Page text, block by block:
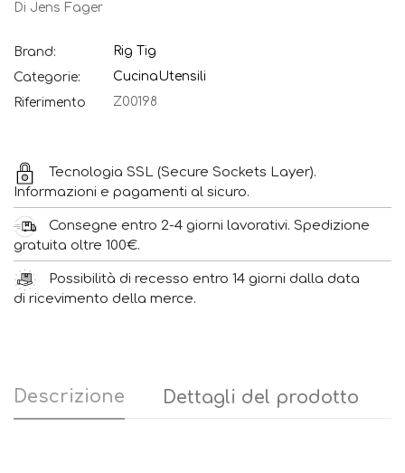
Di Jens Fager
Brand:
Rig Tig
Categorie:
CucinaUtensili
Riferimento
Z00198
Tecnologia SSL (Secure Sockets Layer).
Informazioni e pagamenti al sicuro.
Consegne entro 2-4 giorni lavorativi. Spedizione
gratuita oltre 100€.
Possibilità di recesso entro 14 giorni dalla data
di ricevimento della merce.
Descrizione Dettagli del prodotto